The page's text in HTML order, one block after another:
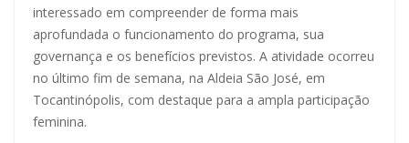
interessado em compreender de forma mais
aprofundada o funcionamento do programa, sua
governança e os benefícios previstos. A atividade ocorreu
no último fim de semana, na Aldeia São José, em
Tocantinópolis, com destaque para a ampla participação
feminina.